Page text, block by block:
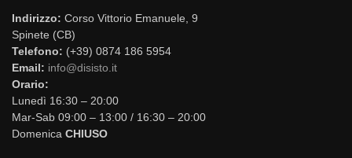
Indirizzo: Corso Vittorio Emanuele, 9
Spinete (CB)
Telefono: (+39) 0874 186 5954
Email: info@disisto.it
Orario:
Lunedì 16:30 – 20:00
Mar-Sab 09:00 – 13:00 / 16:30 – 20:00
Domenica CHIUSO